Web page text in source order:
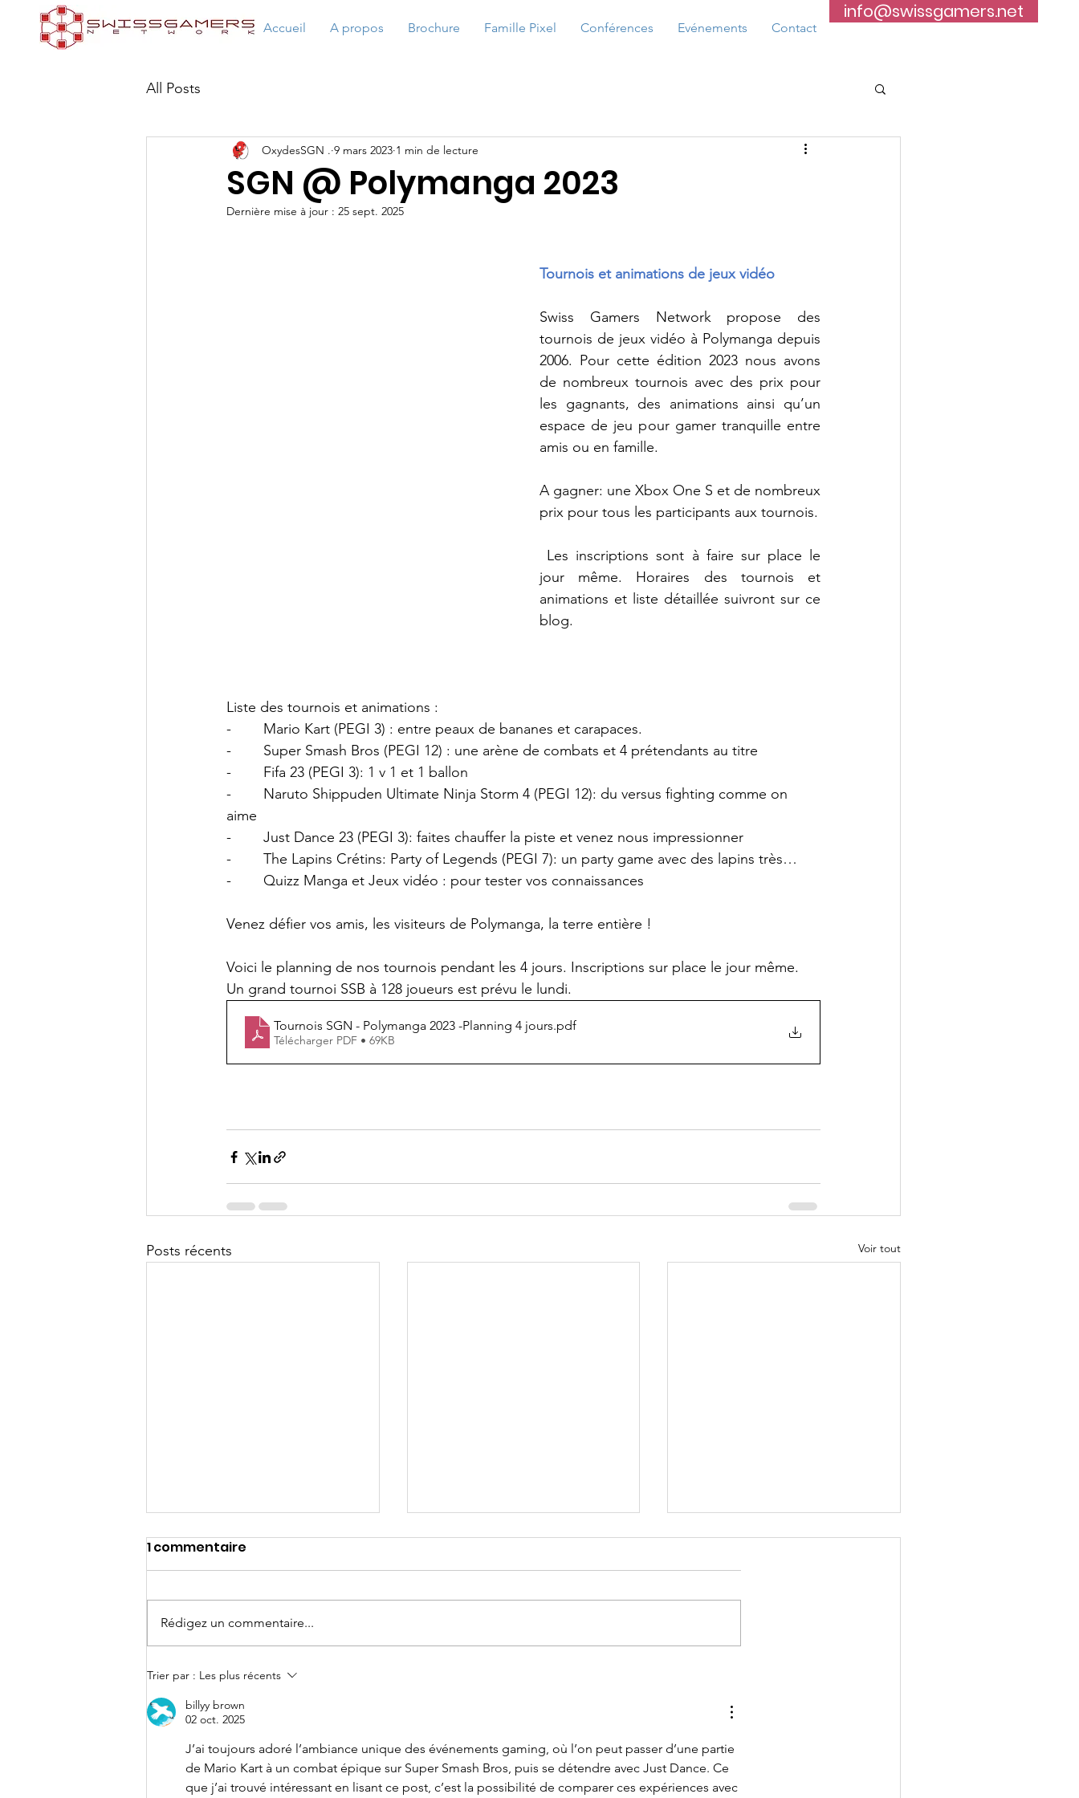
Accueil A propos Brochure Famille Pixel Conférences Evénements Contact
info@swissgamers.net
All Posts
SGN @ Polymanga 2023
OxydesSGN . 9 mars 2023 1 min de lecture
Dernière mise à jour : 25 sept. 2025
Tournois et animations de jeux vidéo
Swiss Gamers Network propose des
tournois de jeux vidéo à Polymanga depuis
2006. Pour cette édition 2023 nous avons
de nombreux tournois avec des prix pour
les gagnants, des animations ainsi qu’un
espace de jeu pour gamer tranquille entre
amis ou en famille.
A gagner: une Xbox One S et de nombreux
prix pour tous les participants aux tournois.
jour même. Horaires des tournois et
animations et liste détaillée suivront sur ce
blog.
Liste des tournois et animations :
-        Mario Kart (PEGI 3) : entre peaux de bananes et carapaces.
-        Super Smash Bros (PEGI 12) : une arène de combats et 4 prétendants au titre
-        Fifa 23 (PEGI 3): 1 v 1 et 1 ballon
-        Naruto Shippuden Ultimate Ninja Storm 4 (PEGI 12): du versus fighting comme on
aime
-        Just Dance 23 (PEGI 3): faites chauffer la piste et venez nous impressionner
-        The Lapins Crétins: Party of Legends (PEGI 7): un party game avec des lapins très…
-        Quizz Manga et Jeux vidéo : pour tester vos connaissances
Venez défier vos amis, les visiteurs de Polymanga, la terre entière !
Voici le planning de nos tournois pendant les 4 jours. Inscriptions sur place le jour même.
Un grand tournoi SSB à 128 joueurs est prévu le lundi.
Tournois SGN - Polymanga 2023 -Planning 4 jours.pdf
Télécharger PDF • 69KB
Posts récents Voir tout
SGN @ Polymanga 2026
pour le cerveau!
1 commentaire
Rédigez un commentaire...
Trier par : Les plus récents
billyy brown
02 oct. 2025
J’ai toujours adoré l’ambiance unique des événements gaming, où l’on peut passer d’une partie
de Mario Kart à un combat épique sur Super Smash Bros, puis se détendre avec Just Dance. Ce
que j’ai trouvé intéressant en lisant ce post, c’est la possibilité de comparer ces expériences avec